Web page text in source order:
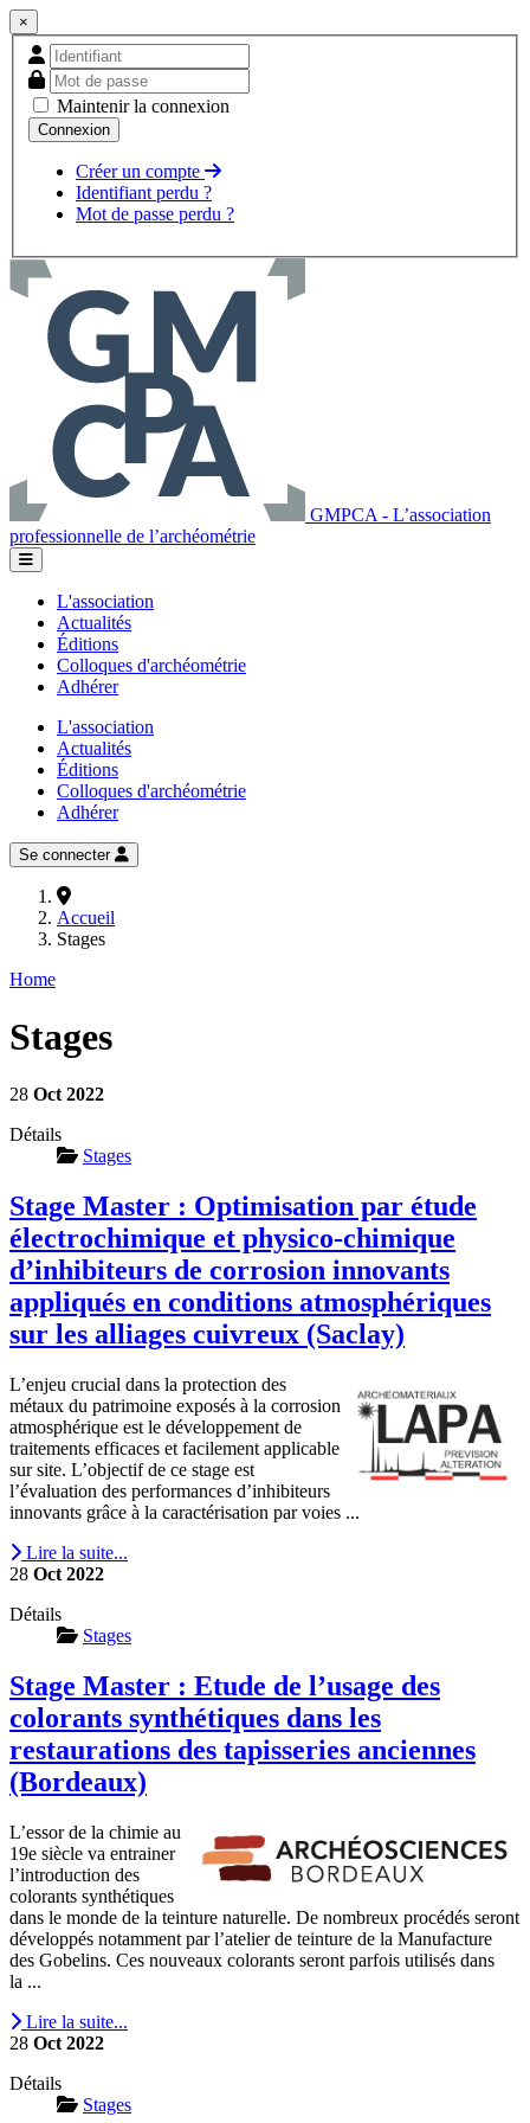
×
Maintenir la connexion
Créer un compte
Identifiant perdu ?
Mot de passe perdu ?
GMPCA - L’association
professionnelle de l’archéométrie
L'association
Actualités
Éditions
Colloques d'archéométrie
Adhérer
L'association
Actualités
Éditions
Colloques d'archéométrie
Adhérer
Se connecter
Accueil
Stages
Home
Stages
28 Oct 2022
Détails
Stages
Stage Master : Optimisation par étude
électrochimique et physico-chimique
d’inhibiteurs de corrosion innovants
appliqués en conditions atmosphériques
sur les alliages cuivreux (Saclay)
L’enjeu crucial dans la protection des
métaux du patrimoine exposés à la corrosion
atmosphérique est le développement de
traitements efficaces et facilement applicable
sur site. L’objectif de ce stage est
l’évaluation des performances d’inhibiteurs
innovants grâce à la caractérisation par voies ...
Lire la suite...
28 Oct 2022
Détails
Stages
Stage Master : Etude de l’usage des
colorants synthétiques dans les
restaurations des tapisseries anciennes
(Bordeaux)
L’essor de la chimie au
19e siècle va entrainer
l’introduction des
colorants synthétiques
dans le monde de la teinture naturelle. De nombreux procédés seront
développés notamment par l’atelier de teinture de la Manufacture
des Gobelins. Ces nouveaux colorants seront parfois utilisés dans
la ...
Lire la suite...
28 Oct 2022
Détails
Stages